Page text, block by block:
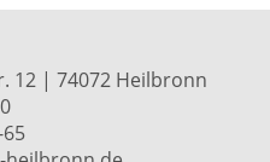
12 | 74072 Heilbronn